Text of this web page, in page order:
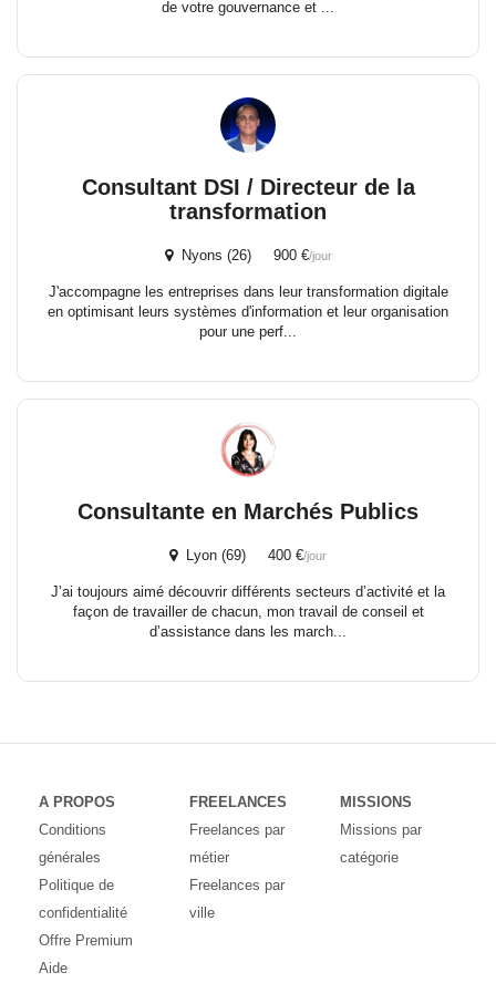
de votre gouvernance et ...
Consultant DSI / Directeur de la
transformation
Nyons (26) 900 €/jour
J'accompagne les entreprises dans leur transformation digitale
en optimisant leurs systèmes d'information et leur organisation
pour une perf...
Consultante en Marchés Publics
Lyon (69) 400 €/jour
J’ai toujours aimé découvrir différents secteurs d’activité et la
façon de travailler de chacun, mon travail de conseil et
d’assistance dans les march...
A PROPOS
Conditions
générales
Politique de
confidentialité
Offre Premium
Aide
FREELANCES
Freelances par
métier
Freelances par
ville
MISSIONS
Missions par
catégorie